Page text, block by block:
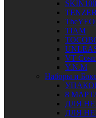
TIAM
VT
Y.N.M
Наборы и
8
ДЛЯ
ДЛЯ